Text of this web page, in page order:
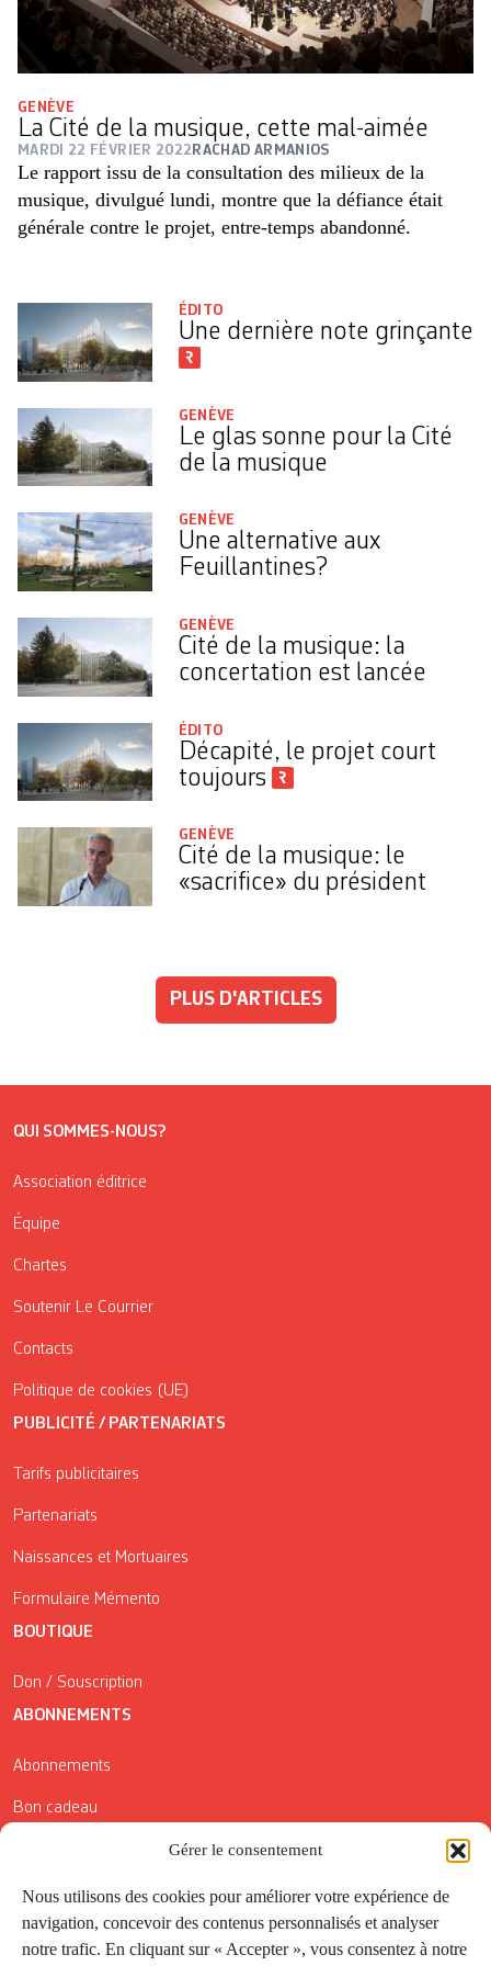
Gérer le consentement
Nous utilisons des cookies pour améliorer votre expérience de
navigation, concevoir des contenus personnalisés et analyser
notre trafic. En cliquant sur « Accepter », vous consentez à notre
GENÈVE
La Cité de la musique, cette mal-aimée
MARDI 22 FÉVRIER 2022 RACHAD ARMANIOS
Le rapport issu de la consultation des milieux de la
musique, divulgué lundi, montre que la défiance était
générale contre le projet, entre-temps abandonné.
ÉDITO
Une dernière note grinçante
GENÈVE
Le glas sonne pour la Cité
de la musique
GENÈVE
Une alternative aux
Feuillantines?
GENÈVE
Cité de la musique: la
concertation est lancée
ÉDITO
Décapité, le projet court
toujours
GENÈVE
Cité de la musique: le
«sacrifice» du président
PLUS D'ARTICLES
QUI SOMMES-NOUS?
Association éditrice
Équipe
Chartes
Soutenir Le Courrier
Contacts
Politique de cookies (UE)
PUBLICITÉ / PARTENARIATS
Tarifs publicitaires
Partenariats
Naissances et Mortuaires
Formulaire Mémento
BOUTIQUE
Don / Souscription
ABONNEMENTS
Abonnements
Bon cadeau
Conditions générales de vente
Réductions de la Carte Côté Courrier
Application